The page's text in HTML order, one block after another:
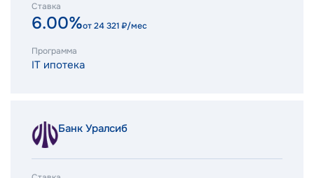
Ставка
6.00%от24 321₽/мес
Программа
IT ипотека
Банк Уралсиб